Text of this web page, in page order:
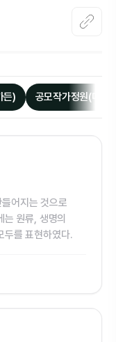
든) 공모작가정원(메시
어지는 것으로
원류, 생명의
두를 표현하였다.